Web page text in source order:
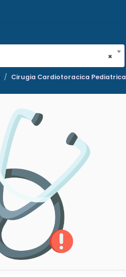
×
Cirugia Cardiotoracica Pediatrica